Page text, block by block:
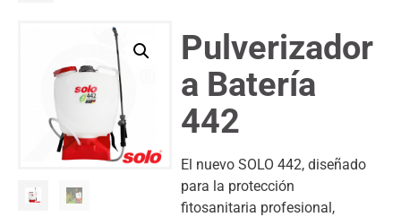
Pulverizador
a Batería
442
El nuevo SOLO 442, diseñado
para la protección
fitosanitaria profesional,